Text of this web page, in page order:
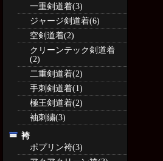
一重剣道着(3)
ジャージ剣道着(6)
空剣道着(2)
クリーンテック剣道着
(2)
二重剣道着(2)
手刺剣道着(1)
極王剣道着(2)
袖刺繍(3)
袴
ポプリン袴(3)